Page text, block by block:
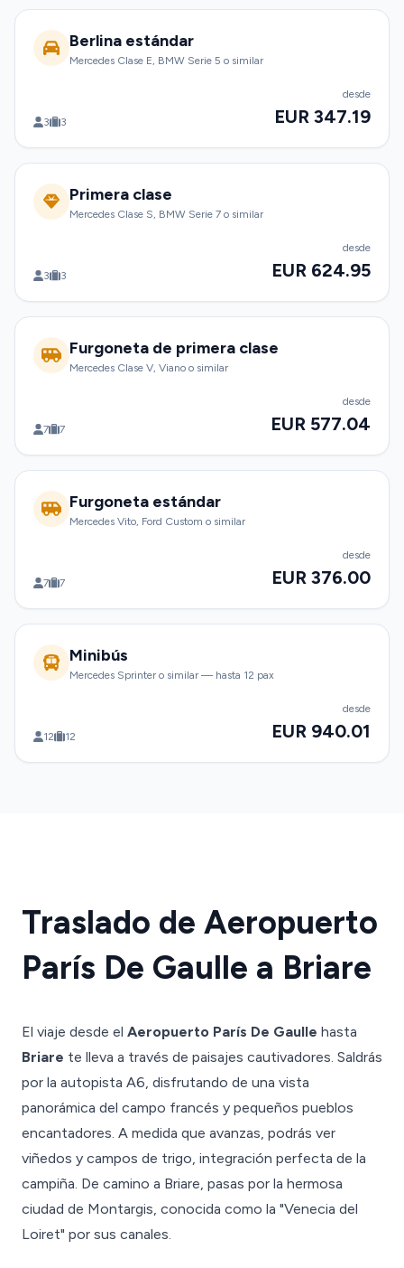
Berlina estándar
Mercedes Clase E, BMW Serie 5 o similar
3 3
desde
EUR 347.19
Primera clase
Mercedes Clase S, BMW Serie 7 o similar
3 3
desde
EUR 624.95
Furgoneta de primera clase
Mercedes Clase V, Viano o similar
7 7
desde
EUR 577.04
Furgoneta estándar
Mercedes Vito, Ford Custom o similar
7 7
desde
EUR 376.00
Minibús
Mercedes Sprinter o similar — hasta 12 pax
12 12
desde
EUR 940.01
Traslado de Aeropuerto
París De Gaulle a Briare
El viaje desde el Aeropuerto París De Gaulle hasta
Briare te lleva a través de paisajes cautivadores. Saldrás
por la autopista A6, disfrutando de una vista
panorámica del campo francés y pequeños pueblos
encantadores. A medida que avanzas, podrás ver
viñedos y campos de trigo, integración perfecta de la
campiña. De camino a Briare, pasas por la hermosa
ciudad de Montargis, conocida como la "Venecia del
Loiret" por sus canales.